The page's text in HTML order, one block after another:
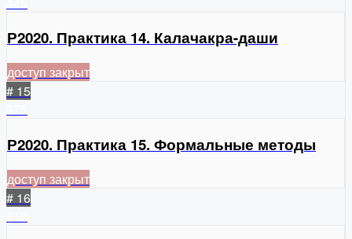
Р2020. Практика 14. Калачакра-даши
доступ закрыт
# 15
Р2020. Практика 15. Формальные методы
доступ закрыт
# 16